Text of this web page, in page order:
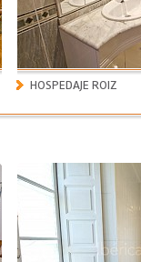
HOSPEDAJE ROIZ